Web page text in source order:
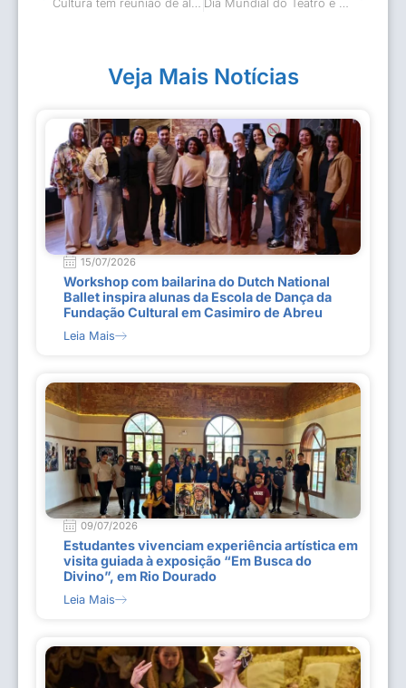
Veja Mais Notícias
15/07/2026
Workshop com bailarina do Dutch National
Ballet inspira alunas da Escola de Dança da
Fundação Cultural em Casimiro de Abreu
Leia Mais
09/07/2026
Estudantes vivenciam experiência artística em
visita guiada à exposição “Em Busca do
Divino”, em Rio Dourado
Leia Mais